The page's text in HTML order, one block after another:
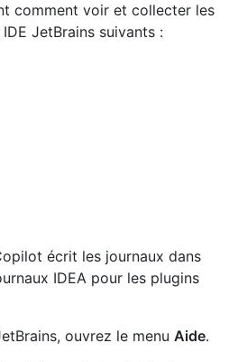
comment voir et collecter les
JetBrains suivants :
écrit les journaux dans
IDEA pour les plugins
ouvrez le menu Aide.